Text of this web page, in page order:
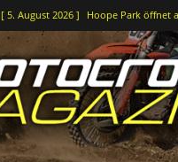
[ 5. August 2026 ] Hoope Park öffnet
[ 5. August 2026 ] Der Waldkurs ruft
[ 4. August 2026 ] Holeshots und
[ 3. August 2026 ] Starke Antwort im
[ 3. August 2026 ] Bielstein rockt die